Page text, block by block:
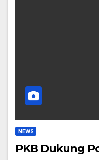
NEWS
PKB Dukung